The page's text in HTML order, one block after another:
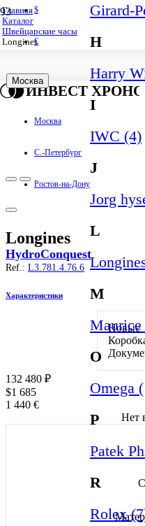
$
€
Москва
Москва
С.-Петербург
Ростов-на-Дону
Girard-
H
Harry
I
IWC (4)
J
Jorg
L
M
O
Omega
P
Patek
R
Rolex
ИНВЕСТ ХРОНО
Главная
Каталог
Швейцарские часы
Longines
Longines
HydroConquest
Ref.: L3.781.4.76.6
Характеристики
Новые
132 480 ₽
$1 685
1 440 €
Нет